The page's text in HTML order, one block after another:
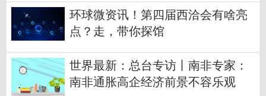
环球微资讯！第四届西洽会有啥亮
点？走，带你探馆
世界最新：总台专访丨南非专家：
南非通胀高企经济前景不容乐观